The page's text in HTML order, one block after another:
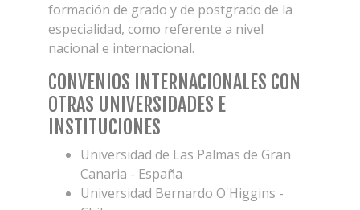
formación de grado y de postgrado de la
especialidad, como referente a nivel
nacional e internacional.
CONVENIOS INTERNACIONALES CON
OTRAS UNIVERSIDADES E
INSTITUCIONES
Universidad de Las Palmas de Gran
Canaria - España
Universidad Bernardo O'Higgins -